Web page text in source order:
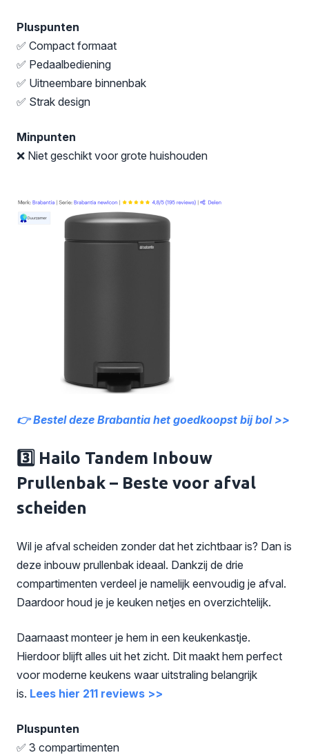
Pluspunten
✅ Compact formaat
✅ Pedaalbediening
✅ Uitneembare binnenbak
✅ Strak design
Minpunten
❌ Niet geschikt voor grote huishouden
👉 Bestel deze Brabantia het goedkoopst bij bol >>
3️⃣ Hailo Tandem Inbouw
Prullenbak – Beste voor afval
scheiden
Wil je afval scheiden zonder dat het zichtbaar is? Dan is
deze inbouw prullenbak ideaal. Dankzij de drie
compartimenten verdeel je namelijk eenvoudig je afval.
Daardoor houd je je keuken netjes en overzichtelijk.
Daarnaast monteer je hem in een keukenkastje.
Hierdoor blijft alles uit het zicht. Dit maakt hem perfect
voor moderne keukens waar uitstraling belangrijk
is. Lees hier 211 reviews >>
Pluspunten
✅ 3 compartimenten